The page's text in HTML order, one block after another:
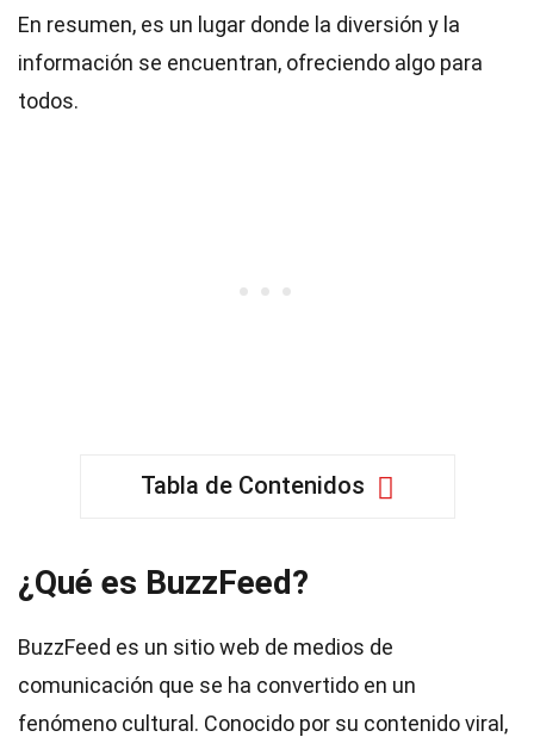
En resumen, es un lugar donde la diversión y la
información se encuentran, ofreciendo algo para
todos.
Tabla de Contenidos
¿Qué es BuzzFeed?
BuzzFeed es un sitio web de medios de
comunicación que se ha convertido en un
fenómeno cultural. Conocido por su contenido viral,